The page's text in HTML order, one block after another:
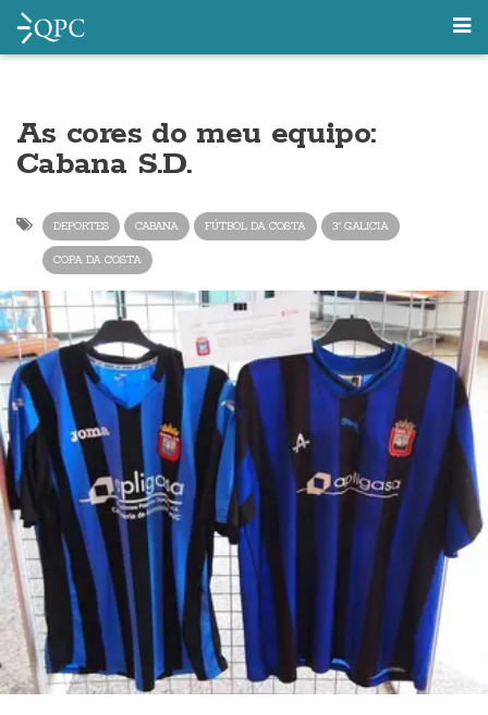
As cores do meu equipo:
Cabana S.D.
DEPORTES CABANA FÚTBOL DA COSTA 3ª GALICIA
COPA DA COSTA